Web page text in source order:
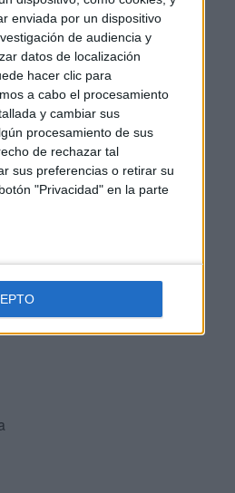
enviada por un dispositivo
de audiencia y
datos de localización
hacer clic para
a cabo el procesamiento
y cambiar sus
procesamiento de sus
de rechazar tal
sus preferencias o retirar su
"Privacidad" en la parte